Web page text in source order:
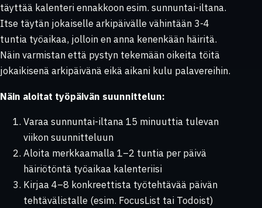
täyttää kalenteri ennakkoon esim. sunnuntai-iltana.
Itse täytän jokaiselle arkipäivälle vähintään 3-4
tuntia työaikaa, jolloin en anna kenenkään häiritä.
Näin varmistan että pystyn tekemään oikeita töitä
jokaikisenä arkipäivänä eikä aikani kulu palavereihin.
Näin aloitat työpäivän suunnittelun:
Varaa sunnuntai-iltana 15 minuuttia tulevan
viikon suunnitteluun
Aloita merkkaamalla 1–2 tuntia per päivä
häiriötöntä työaikaa kalenteriisi
Kirjaa 4–8 konkreettista työtehtävää päivän
tehtävälistalle (esim. FocusList tai Todoist)